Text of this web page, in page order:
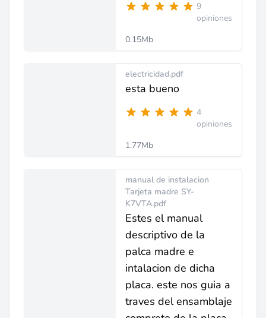
9
opiniones
0.15Mb
electricidad.pdf
esta bueno
4
opiniones
1.77Mb
manual de instalacion
Tarjeta madre SY-
K7VTA.pdf
Estes el manual
descriptivo de la
palca madre e
intalacion de dicha
placa. este nos guia a
traves del ensamblaje